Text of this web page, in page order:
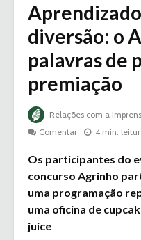
diversão: o
palavras de
premiação
Relações com a
Comentar
4 min.
Os participantes do
concurso Agrinho
uma programação
uma oficina de
juice